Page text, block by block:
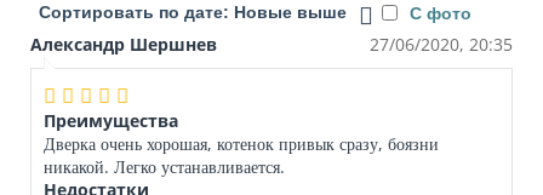
Сортировать по дате: Новые выше С фото
Александр Шершнев 27/06/2020, 20:35
Преимущества
Дверка очень хорошая, котенок привык сразу, боязни
никакой. Легко устанавливается.
Недостатки